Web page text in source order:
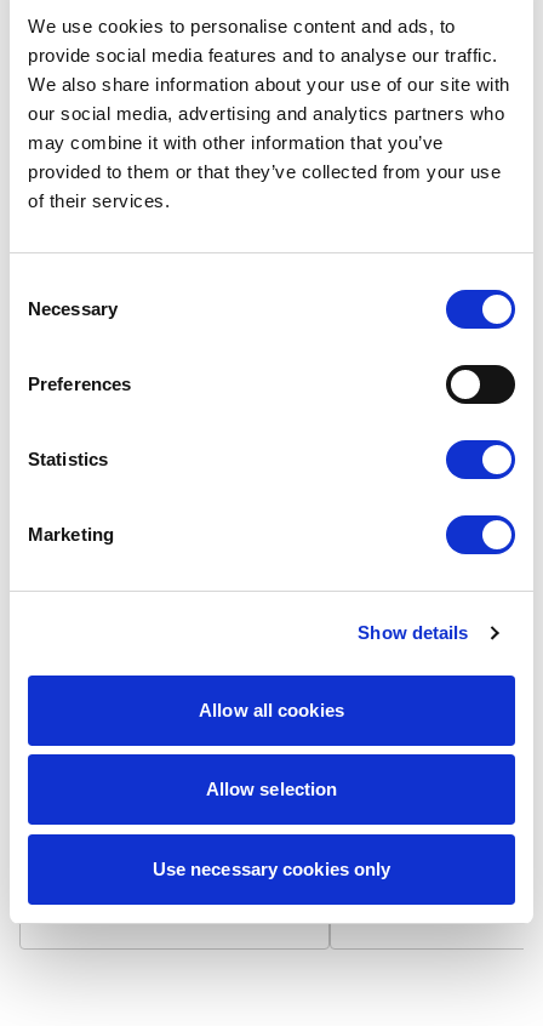
We use cookies to personalise content and ads, to
provide social media features and to analyse our traffic.
We also share information about your use of our site with
our social media, advertising and analytics partners who
may combine it with other information that you’ve
provided to them or that they’ve collected from your use
of their services.
Selection
Necessary
Preferences
Statistics
Marketing
Show details
Allow all cookies
Allow selection
Use necessary cookies only
Dopasuj wykończenie do
swojego projektu
Możesz dobrać do projektu matowe lub błyszczące
wykończenie — każde z nich inaczej podkreśla kolory i
Wizytówka na papierze 300
g/m² z matowym laminatem,
zapewnia niepalcującą się
zwiększa trwałość i chroni przed
+7,90 zł / 100 szt.
Laminat
g/m² pokryta
laminatem, który
bardziej odporna na
żywotność.
+7,90 zł / 100 szt.